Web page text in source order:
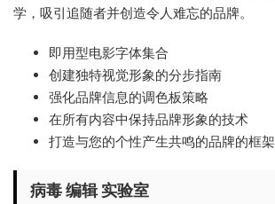
学，吸引追随者并创造令人难忘的品牌。
即用型电影字体集合
创建独特视觉形象的分步指南
强化品牌信息的调色板策略
在所有内容中保持品牌形象的技术
打造与您的个性产生共鸣的品牌的框架
病毒 编辑实验室